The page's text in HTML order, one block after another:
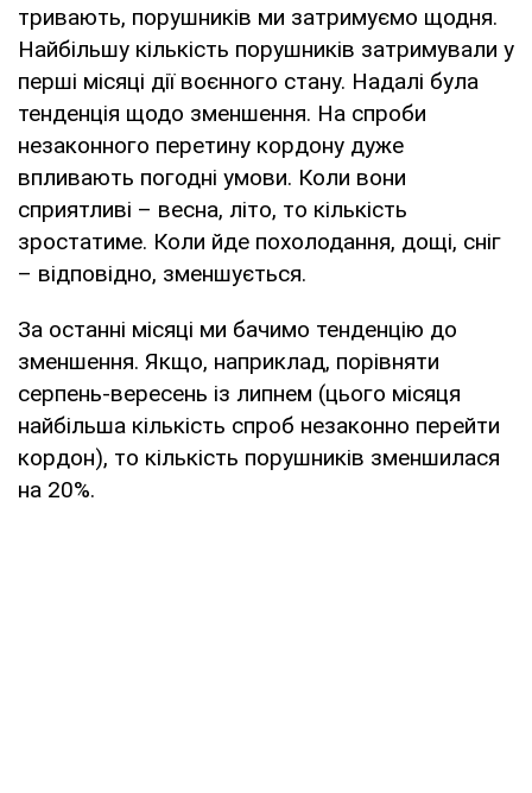
тривають, порушників ми затримуємо щодня.
Найбільшу кількість порушників затримували у
перші місяці дії воєнного стану. Надалі була
тенденція щодо зменшення. На спроби
незаконного перетину кордону дуже
впливають погодні умови. Коли вони
сприятливі – весна, літо, то кількість
зростатиме. Коли йде похолодання, дощі, сніг
– відповідно, зменшується.
За останні місяці ми бачимо тенденцію до
зменшення. Якщо, наприклад, порівняти
серпень-вересень із липнем (цього місяця
найбільша кількість спроб незаконно перейти
кордон), то кількість порушників зменшилася
на 20%.